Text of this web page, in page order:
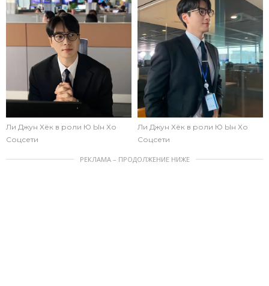
Ли Джун Хёк в роли Ю Ын Хо
Соцсети
Ли Джун Хёк в роли Ю Ын Хо
Соцсети
РЕКЛАМА – ПРОДОЛЖЕНИЕ НИЖЕ